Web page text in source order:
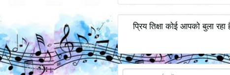
प्रिय तिक्षा कोई आपको बुला